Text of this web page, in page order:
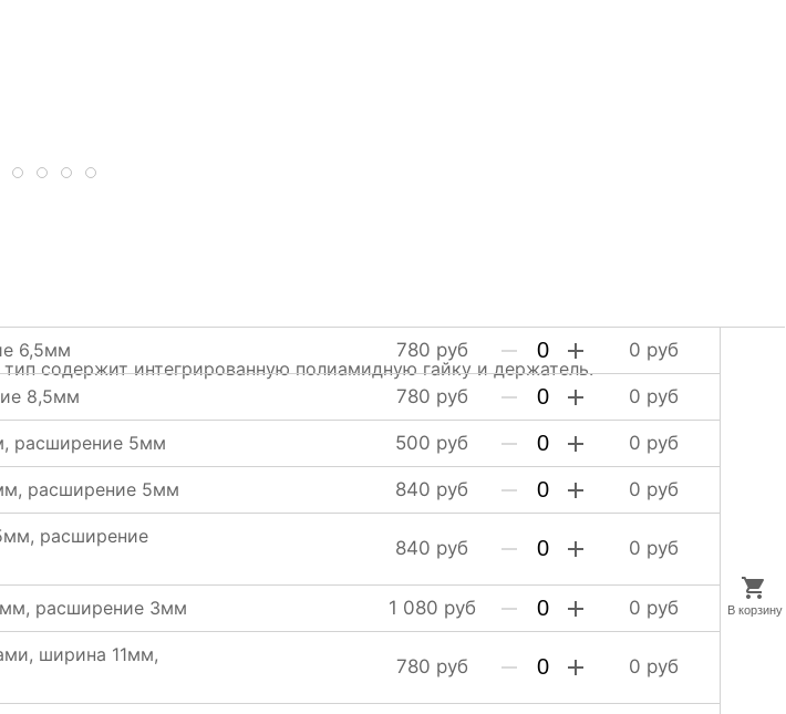
содержит интегрированную полиамидную гайку и держатель.
6,5мм 780 руб 0 руб
8,5мм 780 руб 0 руб
расширение 5мм 500 руб 0 руб
расширение 5мм 840 руб 0 руб
расширение
840 руб 0 руб
расширение 3мм 1 080 руб 0 руб
ширина 11мм,
780 руб 0 руб